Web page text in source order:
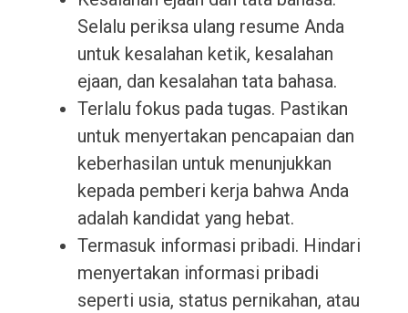
Selalu periksa ulang resume Anda
untuk kesalahan ketik, kesalahan
ejaan, dan kesalahan tata bahasa.
Terlalu fokus pada tugas. Pastikan
untuk menyertakan pencapaian dan
keberhasilan untuk menunjukkan
kepada pemberi kerja bahwa Anda
adalah kandidat yang hebat.
Termasuk informasi pribadi. Hindari
menyertakan informasi pribadi
seperti usia, status pernikahan, atau